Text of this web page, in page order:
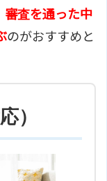
審査を通った中
のがおすすめと
応）